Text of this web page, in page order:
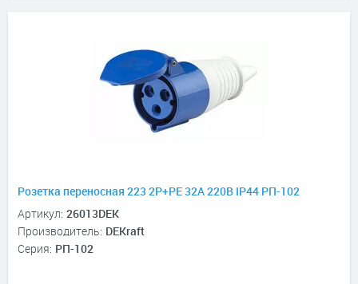
Розетка переносная 223 2Р+РЕ 32А 220В IP44 РП-102
Артикул: 26013DEK
Производитель: DEKraft
Серия: РП-102